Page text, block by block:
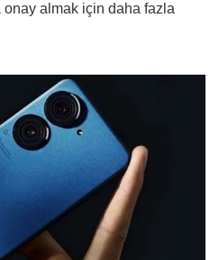
almak için daha fazla